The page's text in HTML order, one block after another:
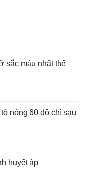
sắc màu nhất thế
nóng 60 độ chỉ sau
huyết áp